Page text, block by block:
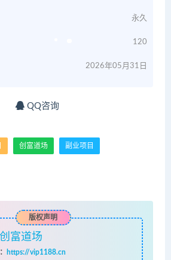
永久
120
2026年05月31日
QQ咨询
创富道场 副业项目
版权声明
创富道场
https://vip1188.cn